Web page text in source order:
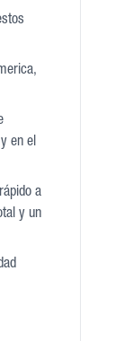
en el
a
y un